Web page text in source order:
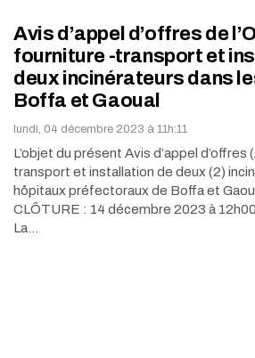
Avis d’appel d’offres de
fourniture -transport et
deux incinérateurs dans
Boffa et Gaoual
lundi, 04 décembre 2023 à 11h:11
L’objet du présent Avis d’appel d’offres
transport et installation de deux (2)
hôpitaux préfectoraux de Boffa et
CLÔTURE : 14 décembre 2023 à
La…